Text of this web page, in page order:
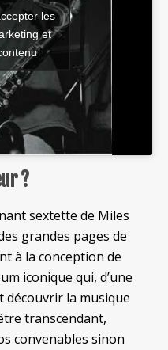
les
et
?
sextette de Miles
grandes pages de
à la conception de
iconique qui, d’une
la musique
transcendant,
convenables sinon